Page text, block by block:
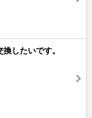
したいです。